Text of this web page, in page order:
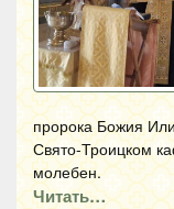
пророка Божия
Свято-Троицком
молебен.
Читать…